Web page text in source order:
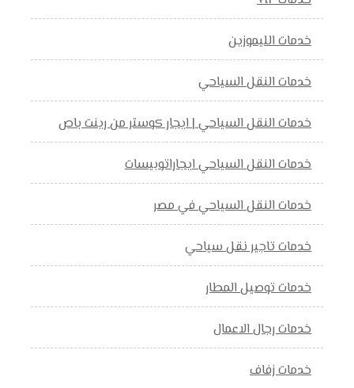
خدمات الليموزين
خدمات النقل السياحي
خدمات النقل السياحي | ايجار كوستر من رينت باص
خدمات النقل السياحي ايجاراتوبيسات
خدمات النقل السياحي في مصر
خدمات تاجير نقل سياحي
خدمات توصيل المطار
خدمات رجال الاعمال
خدمات زفاف